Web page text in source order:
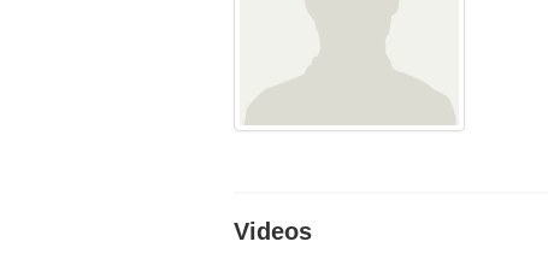
Videos